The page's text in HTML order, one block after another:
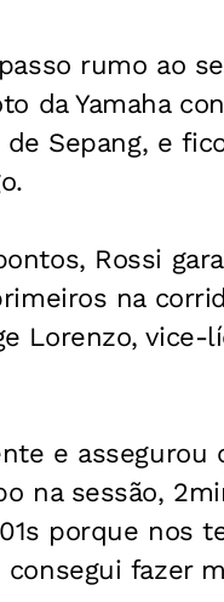
rumo ao
da Yamaha
Sepang, e
Rossi
na
Lorenzo, vice-
e
na sessão,
porque nos
fazer